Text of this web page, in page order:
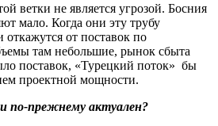
ветки не является угрозой. Босния
мало. Когда они эту трубу
откажутся от поставок по
там небольшие, рынок сбыта
поставок, «Турецкий поток» бы
проектной мощности.
по-прежнему актуален?